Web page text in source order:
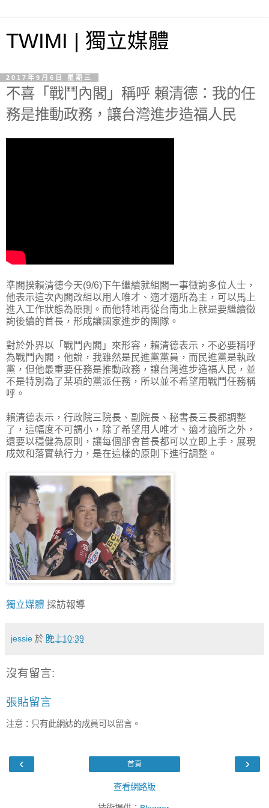
TWIMI | 獨立媒體
2017年9月6日 星期三
不喜「戰鬥內閣」稱呼 賴清德：我的任
務是推動政務，讓台灣進步造福人民
準閣揆賴清德今天(9/6)下午繼續就組閣一事徵詢多位人士，
他表示這次內閣改組以用人唯才、適才適所為主，可以馬上
進入工作狀態為原則。而他特地再從台南北上就是要繼續徵
詢後續的首長，形成讓國家進步的團隊。
對於外界以「戰鬥內閣」來形容，賴清德表示，不必要稱呼
為戰鬥內閣，他說，我雖然是民進黨黨員，而民進黨是執政
黨，但他最重要任務是推動政務，讓台灣進步造福人民，並
不是特別為了某項的黨派任務，所以並不希望用戰鬥任務稱
呼。
賴清德表示，行政院三院長、副院長、秘書長三長都調整
了，這幅度不可謂小，除了希望用人唯才、適才適所之外，
還要以穩健為原則，讓每個部會首長都可以立即上手，展現
成效和落實執行力，是在這樣的原則下進行調整。
獨立媒體 採訪報導
jessie 於 晚上10:39
沒有留言:
張貼留言
注意：只有此網誌的成員可以留言。
‹ ›
首頁
查看網路版